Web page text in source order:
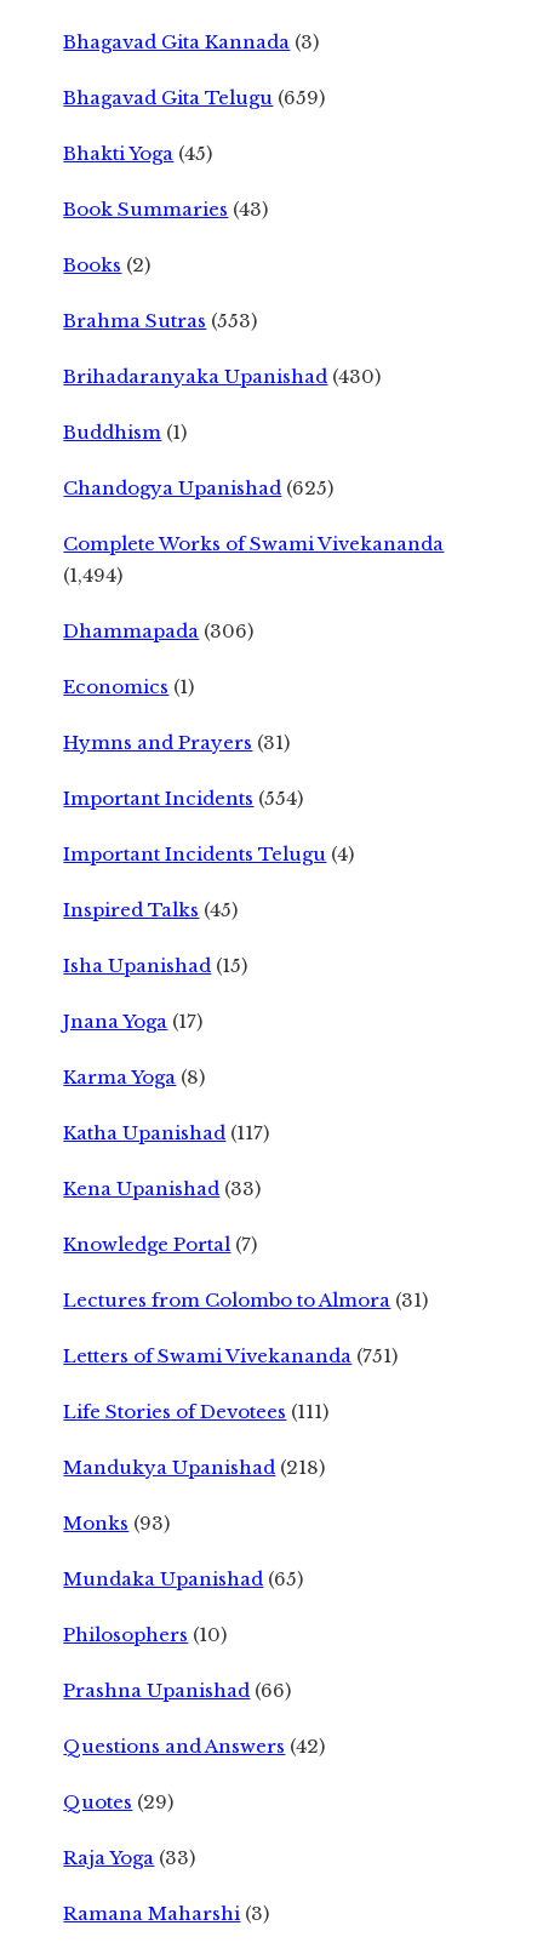
Bhagavad Gita Kannada (3)
Bhagavad Gita Telugu (659)
Bhakti Yoga (45)
Book Summaries (43)
Books (2)
Brahma Sutras (553)
Brihadaranyaka Upanishad (430)
Buddhism (1)
Chandogya Upanishad (625)
Complete Works of Swami Vivekananda
(1,494)
Dhammapada (306)
Economics (1)
Hymns and Prayers (31)
Important Incidents (554)
Important Incidents Telugu (4)
Inspired Talks (45)
Isha Upanishad (15)
Jnana Yoga (17)
Karma Yoga (8)
Katha Upanishad (117)
Kena Upanishad (33)
Knowledge Portal (7)
Lectures from Colombo to Almora (31)
Letters of Swami Vivekananda (751)
Life Stories of Devotees (111)
Mandukya Upanishad (218)
Monks (93)
Mundaka Upanishad (65)
Philosophers (10)
Prashna Upanishad (66)
Questions and Answers (42)
Quotes (29)
Raja Yoga (33)
Ramana Maharshi (3)